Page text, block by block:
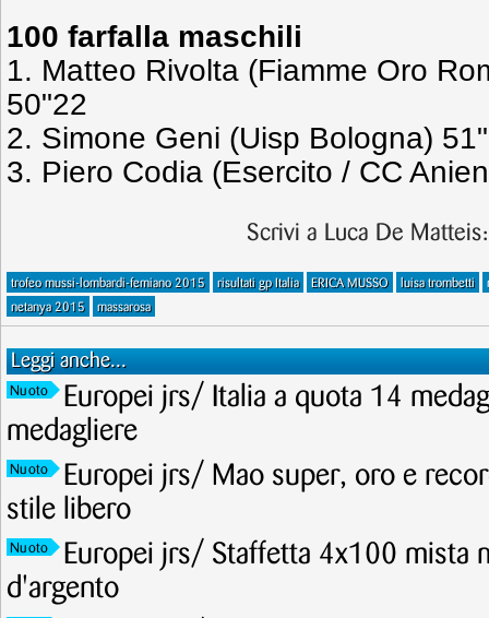
100 farfalla maschili
1. Matteo Rivolta (Fiamme Oro
50"22
2. Simone Geni (Uisp Bologna)
3. Piero Codia (Esercito / CC
Scrivi a Luca De
trofeo mussi-lombardi-femiano 2015 risultati gp Italia ERICA MUSSO luisa trombetti
netanya 2015
massarosa
Leggi anche...
Nuoto
Europei jrs/ Italia a quota 14
medagliere
Nuoto
Europei jrs/ Mao super, oro e
stile libero
Nuoto
Europei jrs/ Staffetta 4x100 mista
d'argento